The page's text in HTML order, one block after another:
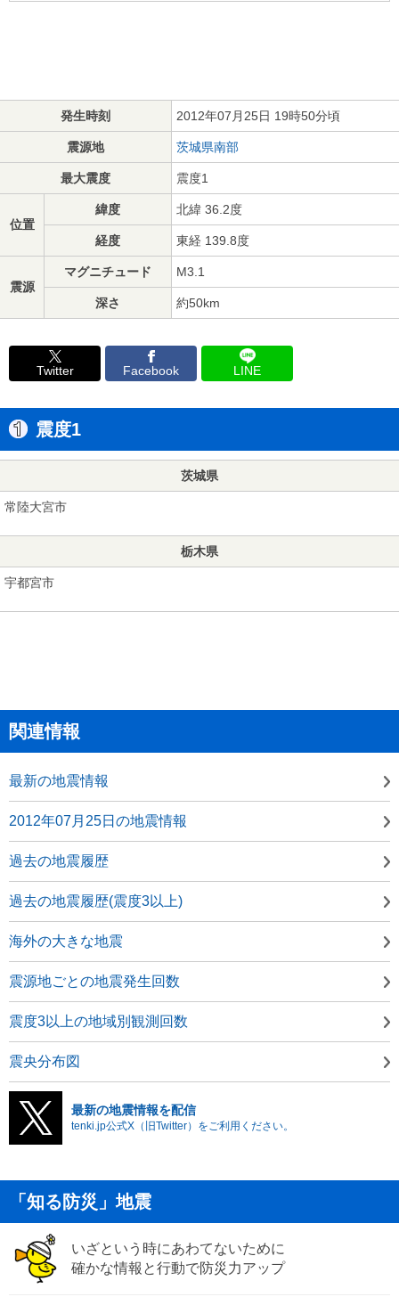
発生時刻 2012年07月25日 19時50分頃
震源地 茨城県南部
最大震度 震度1
位置
緯度 北緯 36.2度
経度 東経 139.8度
震源
マグニチュード M3.1
深さ 約50km
Twitter Facebook LINE
震度1
茨城県
常陸大宮市
栃木県
宇都宮市
関連情報
最新の地震情報
2012年07月25日の地震情報
過去の地震履歴
過去の地震履歴(震度3以上)
海外の大きな地震
震源地ごとの地震発生回数
震度3以上の地域別観測回数
震央分布図
最新の地震情報を配信
tenki.jp公式X（旧Twitter）をご利用ください。
「知る防災」地震
いざという時にあわてないために
確かな情報と行動で防災力アップ